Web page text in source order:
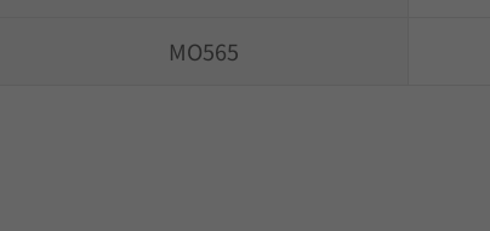
MO565